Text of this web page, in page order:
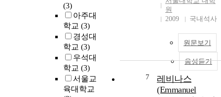
(3)
아주대
학교 (3)
경성대
학교 (3)
우석대
학교 (3)
서울교
육대학교
원
2009
국내석사
원문보기
음성듣기
7
레비나스
(Emmanuel